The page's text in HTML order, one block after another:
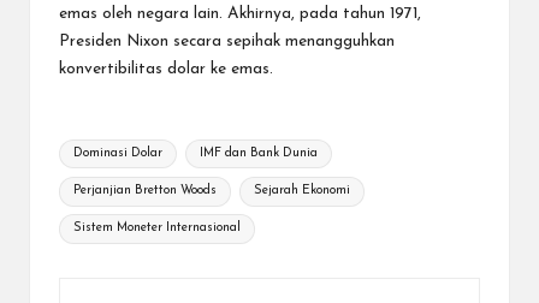
emas oleh negara lain. Akhirnya, pada tahun 1971,
Presiden Nixon secara sepihak menangguhkan
konvertibilitas dolar ke emas.
Tags:
Dominasi Dolar IMF dan Bank Dunia
Perjanjian Bretton Woods Sejarah Ekonomi
Sistem Moneter Internasional